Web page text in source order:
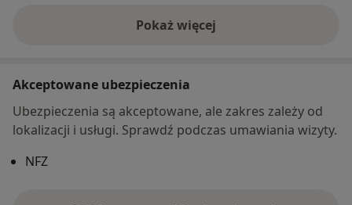
Pokaż więcej
o adresie
Akceptowane ubezpieczenia
Ubezpieczenia są akceptowane, ale zakres zależy od
lokalizacji i usługi. Sprawdź podczas umawiania wizyty.
NFZ